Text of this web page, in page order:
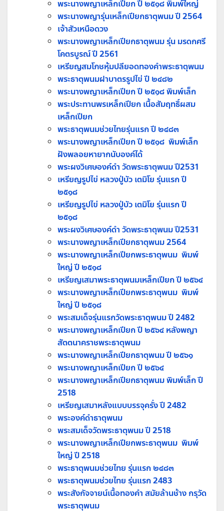
พระนางพญาเหล็กเปียก ปี ๒๕๑๘ พิมพ์ใหญ่
พระนางพญารุ่นเหล็กเปียกธาตุพนม ปี 2564
เจ้าสัวเหนือดวง
พระนางพญาเหล็กเปียกธาตุพนม รุ่น มรดกศรี
โคตรบูรณ์ ปี 2561
เหรียญสมโภชหุ้มปลียอดทองคำพระธาตุพนม
พระธาตุพนมฝาบาตรรูปไข่ ปี ๒๔๘๒
พระนางพญาเหล็กเปียก ปี ๒๕๑๘ พิมพ์เล็ก
พระประทานพรเหล็กเปียก เนื้อสัมฤทธิ์ผสม
เหล็กเปียก
พระธาตุพนมช่วยไทยรุ่นแรก ปี ๒๔๘๓
พระนางพญาเหล็กเปียก ปี ๒๕๑๘ พิมพ์เล็ก
ฝังพลอยหายากนับองค์ได้
พระผงวิเศษองค์ดำ วัดพระธาตุพนม ปี2531
เหรียญรูปไข่ หลวงปู่บัว เตมิโย รุ่นแรก ปี
๒๕๑๘
เหรียญรูปไข่ หลวงปู่บัว เตมิโย รุ่นแรก ปี
๒๕๑๘
พระผงวิเศษองค์ดำ วัดพระธาตุพนม ปี2531
พระนางพญาเหล็กเปียกธาตุพนม 2564
พระนางพญาเหล็กเปียกพระธาตุพนม พิมพ์
ใหญ่ ปี ๒๕๑๘
เหรียญเสมาพระธาตุพนมเหล็กเปียก ปี ๒๕๖๔
พระนางพญาเหล็กเปียกพระธาตุพนม พิมพ์
ใหญ่ ปี ๒๕๑๘
พระสมเด็จรุ่นแรกวัดพระธาตุพนม ปี 2482
พระนางพญาเหล็กเปียก ปี ๒๕๖๔ หลังพญา
สัตตนาคราชพระธาตุพนม
พระนางพญาเหล็กเปียกธาตุพนม ปี ๒๕๖๑
พระนางพญาเหล็กเปียก ปี ๒๕๖๔
พระนางพญาเหล็กเปียกธาตุพนม พิมพ์เล็ก ปี
2518
เหรียญเสมาหลังแบบบรรจุครั่ง ปี 2482
พระองค์ดำธาตุพนม
พระสมเด็จวัดพระธาตุพนม ปี 2518
พระนางพญาเหล็กเปียกพระธาตุพนม พิมพ์
ใหญ่ ปี 2518
พระธาตุพนมช่วยไทย รุ่นแรก ๒๔๘๓
พระธาตุพนมช่วยไทย รุ่นแรก 2483
พระสังกัจจายน์เนื้อทองคำ สมัยล้านช้าง กรุวัด
พระธาตุพนม